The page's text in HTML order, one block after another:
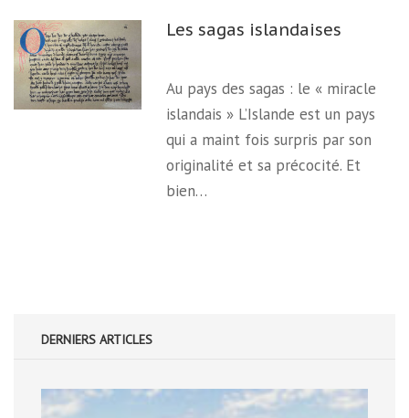
Les sagas islandaises
Au pays des sagas : le « miracle
islandais » L’Islande est un pays
qui a maint fois surpris par son
originalité et sa précocité. Et
bien…
DERNIERS ARTICLES